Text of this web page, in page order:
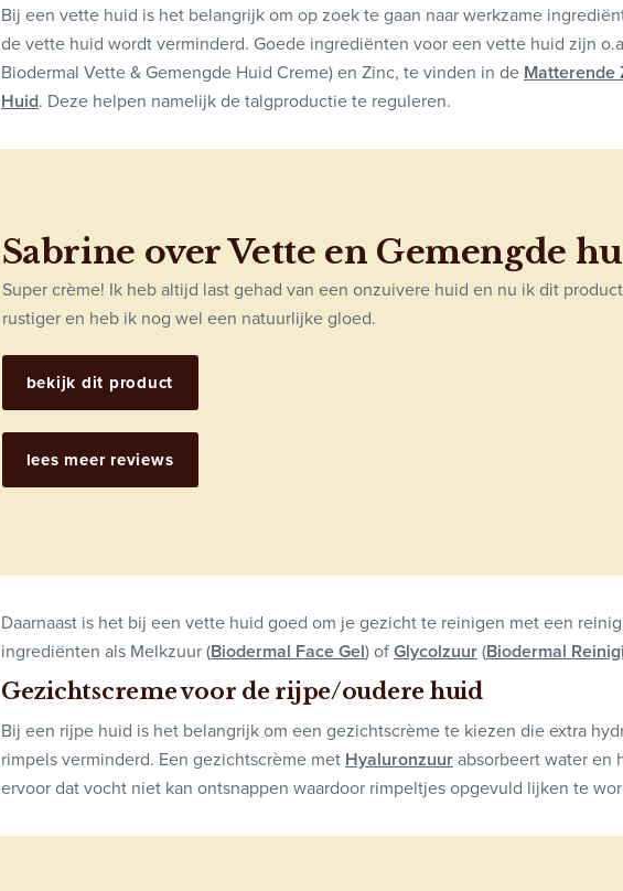
Bij een vette huid is het belangrijk om op zoek te gaan naar werkzame
de vette huid wordt verminderd. Goede ingrediënten voor een vette huid zijn
Biodermal Vette & Gemengde Huid Creme) en Zinc, te vinden in de Matterende
Huid. Deze helpen namelijk de talgproductie te reguleren.
Sabrine over Vette en Gemengde
Super crème! Ik heb altijd last gehad van een onzuivere huid en nu ik dit
rustiger en heb ik nog wel een natuurlijke gloed.
bekijk dit product
lees meer reviews
Daarnaast is het bij een vette huid goed om je gezicht te reinigen met een
ingrediënten als Melkzuur (Biodermal Face Gel) ofGlycolzuur(Biodermal
Gezichtscreme voor de rijpe/oudere huid
Bij een rijpe huid is het belangrijk om een gezichtscrème te kiezen die extra
rimpels verminderd. Een gezichtscrème met Hyaluronzuurabsorbeert water en
ervoor dat vocht niet kan ontsnappen waardoor rimpeltjes opgevuld lijken te